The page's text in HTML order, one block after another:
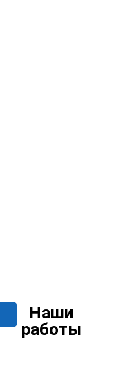
Наши
работы